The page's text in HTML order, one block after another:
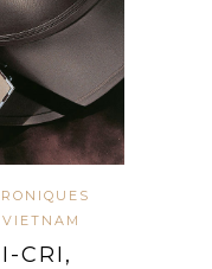
VIETNAM
CRI,